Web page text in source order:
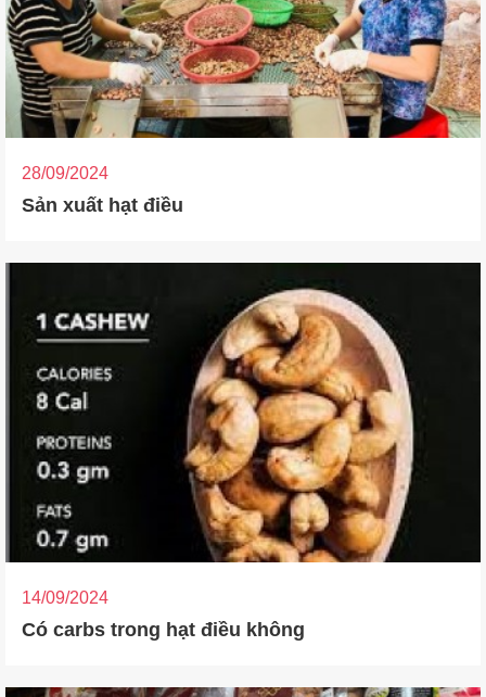
28/09/2024
Sản xuất hạt điều
14/09/2024
Có carbs trong hạt điều không